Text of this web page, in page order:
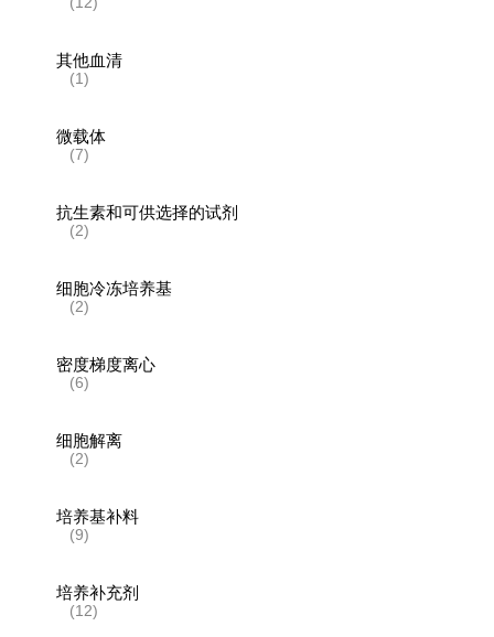
其他血清
(1)
微载体
(7)
抗生素和可供选择的试剂
(2)
细胞冷冻培养基
(2)
密度梯度离心
(6)
细胞解离
(2)
培养基补料
(9)
培养补充剂
(12)